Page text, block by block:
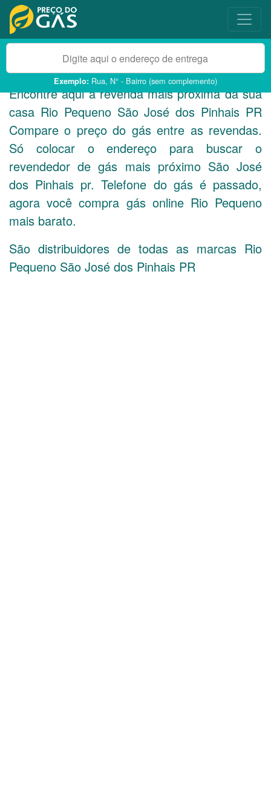
Exemplo: Rua, N° - Bairro (sem complemento)
Encontre aqui a revenda mais próxima da sua
casa Rio Pequeno São José dos Pinhais PR
Compare o preço do gás entre as revendas.
Só colocar o endereço para buscar o
revendedor de gás mais próximo São José
dos Pinhais pr. Telefone do gás é passado,
agora você compra gás online Rio Pequeno
mais barato.
São distribuidores de todas as marcas Rio
Pequeno São José dos Pinhais PR